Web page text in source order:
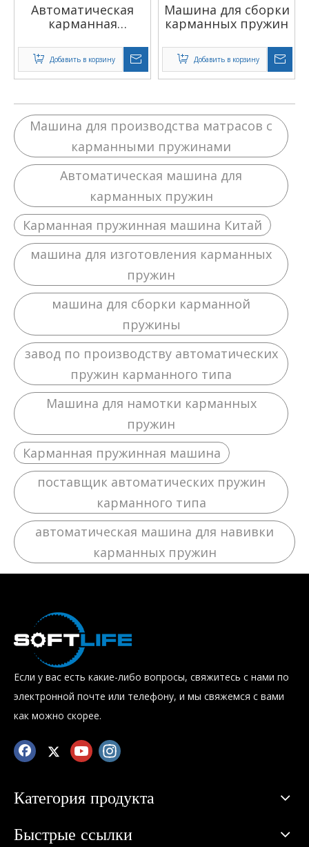
Автоматическая
карманная
Добавить в корзину
Машина для сборки
карманных пружин
Добавить в корзину
Машина для производства матрасов с
карманными пружинами
Автоматическая машина для
карманных пружин
Карманная пружинная машина Китай
машина для изготовления карманных
пружин
машина для сборки карманной
пружины
завод по производству автоматических
пружин карманного типа
Машина для намотки карманных
пружин
Карманная пружинная машина
поставщик автоматических пружин
карманного типа
автоматическая машина для навивки
карманных пружин
Если у вас есть какие-либо вопросы, свяжитесь с нами по
электронной почте или телефону, и мы свяжемся с вами
как можно скорее.
Категория продукта
Быстрые ссылки